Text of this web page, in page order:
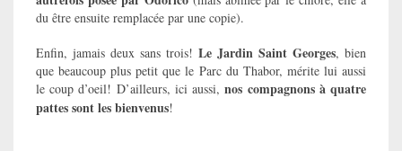
du être ensuite remplacée par une copie).
Enfin, jamais deux sans trois! Le Jardin Saint Georges, bien
que beaucoup plus petit que le Parc du Thabor, mérite lui aussi
le coup d’oeil! D’ailleurs, ici aussi,nos compagnons à quatre
pattes sont les bienvenus!